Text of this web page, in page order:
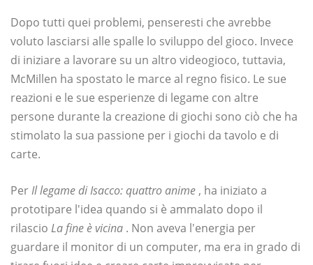
Dopo tutti quei problemi, penseresti che avrebbe
voluto lasciarsi alle spalle lo sviluppo del gioco. Invece
di iniziare a lavorare su un altro videogioco, tuttavia,
McMillen ha spostato le marce al regno fisico. Le sue
reazioni e le sue esperienze di legame con altre
persone durante la creazione di giochi sono ciò che ha
stimolato la sua passione per i giochi da tavolo e di
carte.
PerIl legame di Isacco: quattro anime , ha iniziato a
prototipare l'idea quando si è ammalato dopo il
rilascio La fine è vicina . Non aveva l'energia per
guardare il monitor di un computer, ma era in grado di